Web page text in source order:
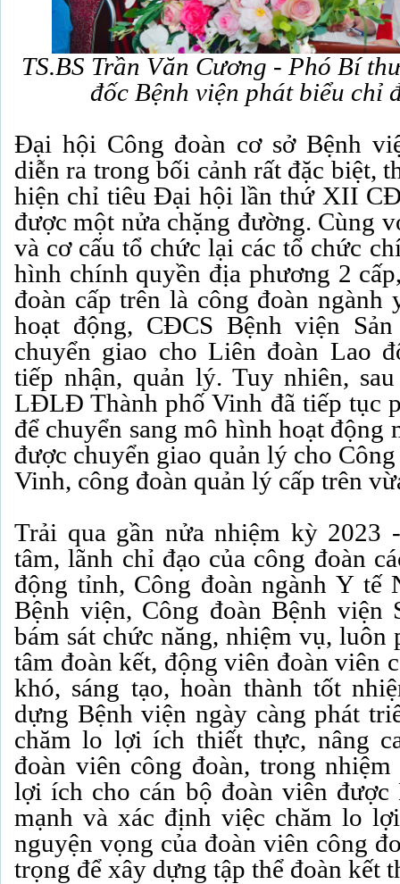
TS.BS Trần Văn Cương - Phó Bí
đốc Bệnh viện phát biểu chỉ
Đại hội Công đoàn cơ sở Bệnh
diễn ra trong bối cảnh rất đặc biệt,
hiện chỉ tiêu Đại hội lần thứ XII
được một nửa chặng đường. Cùng
và cơ cấu tổ chức lại các tổ chức
hình chính quyền địa phương 2
đoàn cấp trên là công đoàn
hoạt động, CĐCS Bệnh viện
chuyển giao cho Liên đoàn Lao
tiếp nhận, quản lý. Tuy nhiên,
LĐLĐ Thành phố Vinh đã tiếp tục
để chuyển sang mô hình hoạt
được chuyển giao quản lý cho
Vinh, công đoàn quản lý cấp trên
Trải qua gần nửa nhiệm kỳ 2023
tâm, lãnh chỉ đạo của công đoàn
động tỉnh, Công đoàn ngành Y tế
Bệnh viện, Công đoàn Bệnh viện
bám sát chức năng, nhiệm vụ,
tâm đoàn kết, động viên đoàn viên
khó, sáng tạo, hoàn thành tốt
dựng Bệnh viện ngày càng phát
chăm lo lợi ích thiết thực, nâng
đoàn viên công đoàn, trong
lợi ích cho cán bộ đoàn viên được
mạnh và xác định việc chăm lo
nguyện vọng của đoàn viên công
trọng để xây dựng tập thể đoàn kết